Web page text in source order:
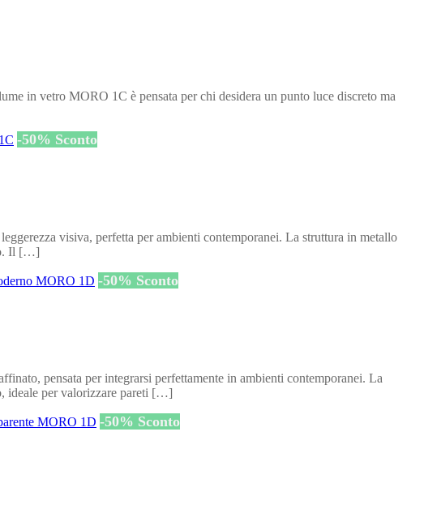
in vetro MORO 1C è pensata per chi desidera un punto luce discreto ma
-50% Sconto
visiva, perfetta per ambienti contemporanei. La struttura in metallo
Il […]
-50% Sconto
pensata per integrarsi perfettamente in ambienti contemporanei. La
ideale per valorizzare pareti […]
-50% Sconto